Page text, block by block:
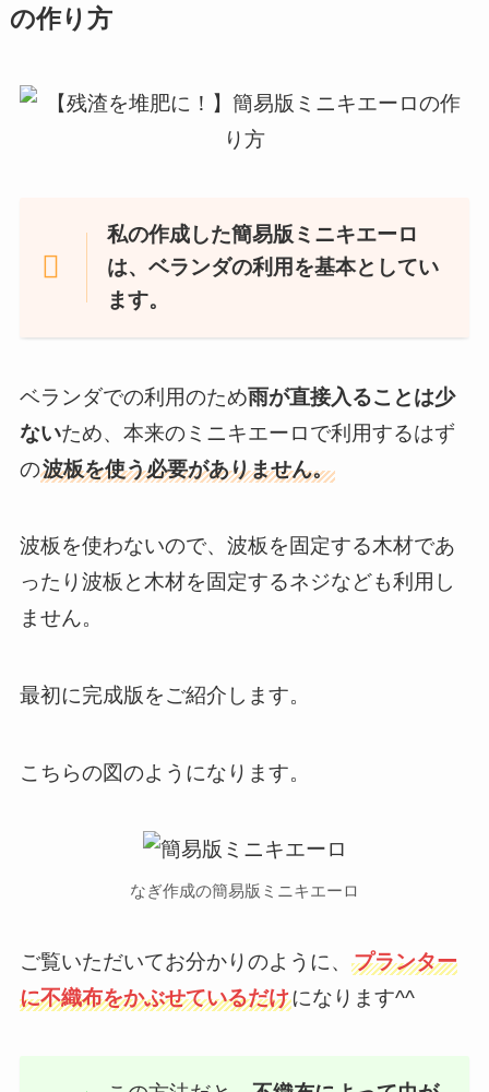
の作り方
私の作成した簡易版ミニキエーロ
は、 ベランダの利用を基本としてい
ます。
ベランダでの利用のため雨が直接入ることは少
ないため、本来のミニキエーロで利用するはず
の波板を使う必要がありません。
波板を使わないので、波板を固定する木材であ
ったり波板と木材を固定するネジなども利用し
ません。
最初に完成版をご紹介します。
こちらの図のようになります。
なぎ作成の簡易版ミニキエーロ
ご覧いただいてお分かりのように、 プランター
に不織布をかぶせているだけになります^^